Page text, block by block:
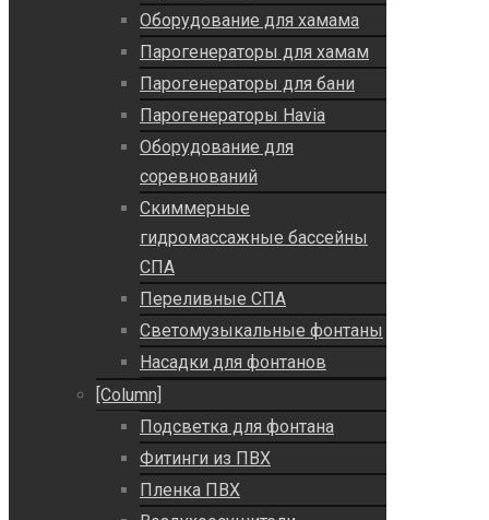
Оборудование для хамама
Парогенераторы для хамам
Парогенераторы для бани
Парогенераторы Havia
Оборудование для
соревнований
Скиммерные
гидромассажные бассейны
СПА
Переливные СПА
Светомузыкальные фонтаны
Насадки для фонтанов
[Column]
Подсветка для фонтана
Фитинги из ПВХ
Пленка ПВХ